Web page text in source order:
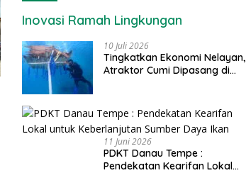
Inovasi Ramah Lingkungan
10 Juli 2026
Tingkatkan Ekonomi Nelayan,
Atraktor Cumi Dipasang di
11 Juni 2026
PDKT Danau Tempe :
Pendekatan Kearifan Lokal